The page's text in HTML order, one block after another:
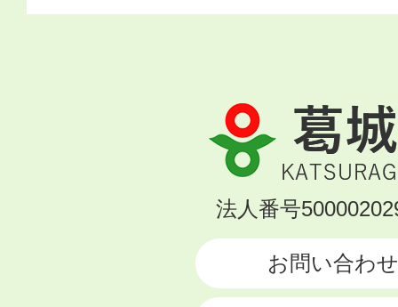
葛
城
市
KATSURAGI
法人番号
お問い合わせ